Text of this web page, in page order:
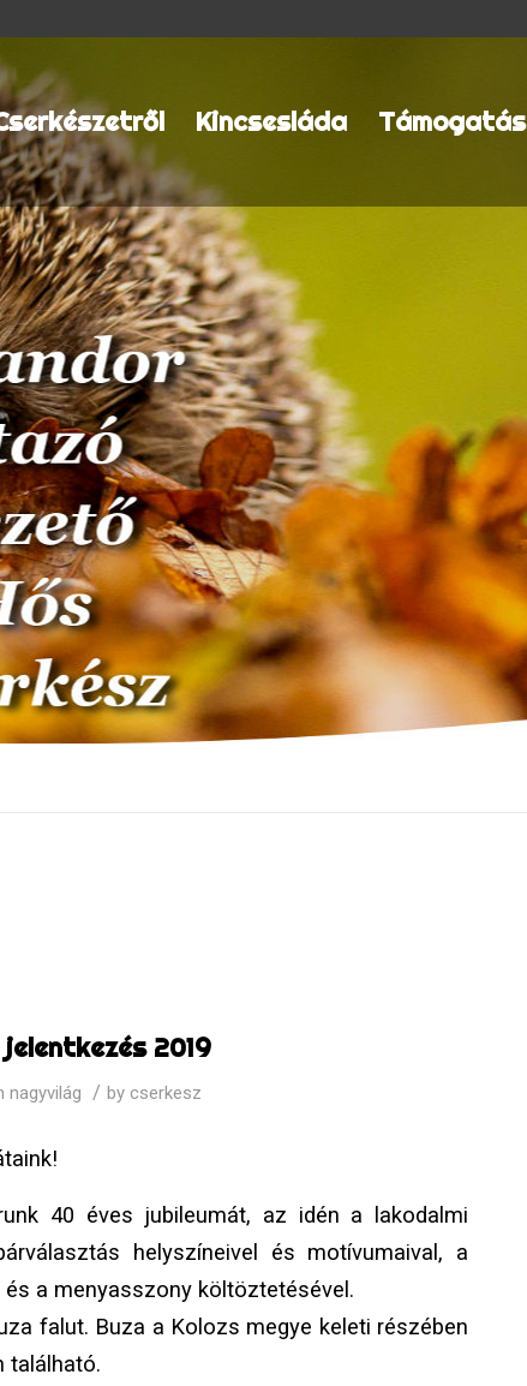
Kincsesláda Támogatás
2019
nagyvilág / by cserkesz
40 éves jubileumát, az idén a lakodalmi
helyszíneivel és motívumaival, a
a menyasszony költöztetésével.
falut. Buza a Kolozs megye keleti részében
található.